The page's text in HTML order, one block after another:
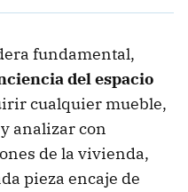
fundamental,
del espacio
cualquier mueble,
analizar con
de la vivienda,
pieza encaje de